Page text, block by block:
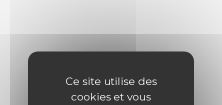
Publish at Calameo
Ce site utilise des
cookies et vous